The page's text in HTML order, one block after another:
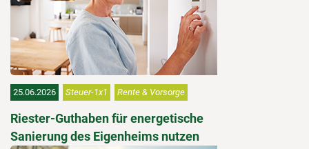
25.06.2026 Steuer-1x1 Rente & Vorsorge
Riester-Guthaben für energetische
Sanierung des Eigenheims nutzen